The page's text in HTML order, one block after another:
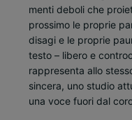
una voce fuori dal